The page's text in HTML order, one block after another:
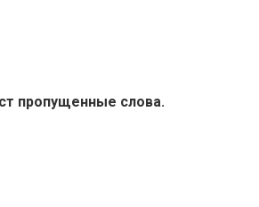
пропущенные слова.